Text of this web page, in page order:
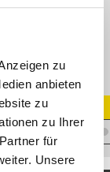
zu
anbieten
zu
zu Ihrer
für
Unsere